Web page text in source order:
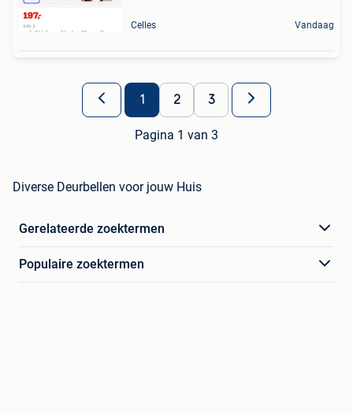
Celles Vandaag
1 2 3
Pagina 1 van 3
Diverse Deurbellen voor jouw Huis
Gerelateerde zoektermen
Populaire zoektermen